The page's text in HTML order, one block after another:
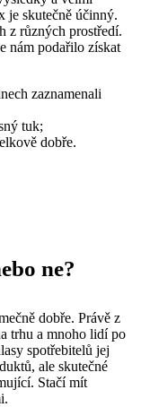
je skutečně účinný.
z různých prostředí.
nám podařilo získat
zaznamenali
tuk;
dobře.
ne?
dobře. Právě z
trhu a mnoho lidí po
spotřebitelů jej
ale skutečné
Stačí mít